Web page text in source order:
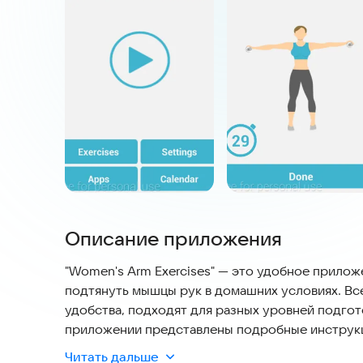
Описание приложения
"Women's Arm Exercises" — это удобное
подтянуть мышцы рук в домашних условиях.
удобства, подходят для разных уровней
приложении представлены подробные
движения и избежать травм. Регулярные
Читать дальше